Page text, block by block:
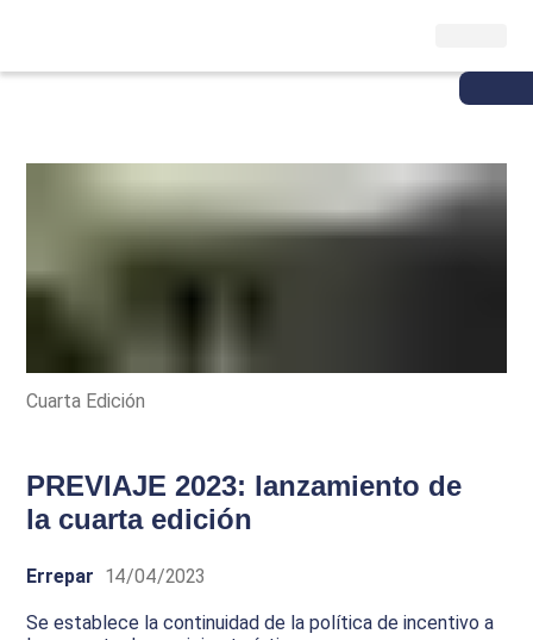
Cuarta Edición
PREVIAJE 2023: lanzamiento de
la cuarta edición
Errepar 14/04/2023
Se establece la continuidad de la política de incentivo a